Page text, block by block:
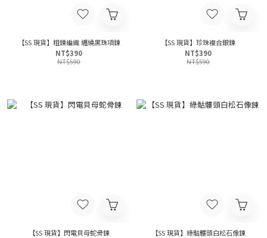
【SS 現貨】粗鍊編織 纏繞黑珠項鍊
NT$390
NT$590
【SS 現貨】珍珠複合銀鍊
NT$390
NT$590
【SS 現貨】閃電貝母蛇骨鍊
【SS 現貨】綠骷髏頭白松石像鍊